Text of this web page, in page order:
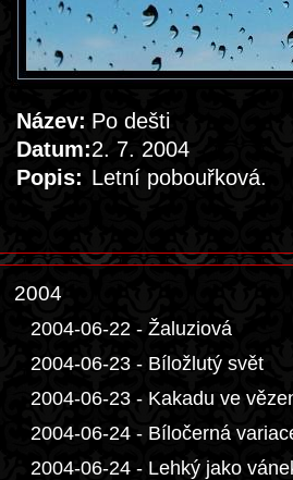
Název: Po dešti
Datum:2. 7. 2004
Popis: Letní pobouřková.
2004
2004-06-22 - Žaluziová
2004-06-23 - Bíložlutý svět
2004-06-23 - Kakadu ve
2004-06-24 - Bíločerná
2004-06-24 - Lehký jako